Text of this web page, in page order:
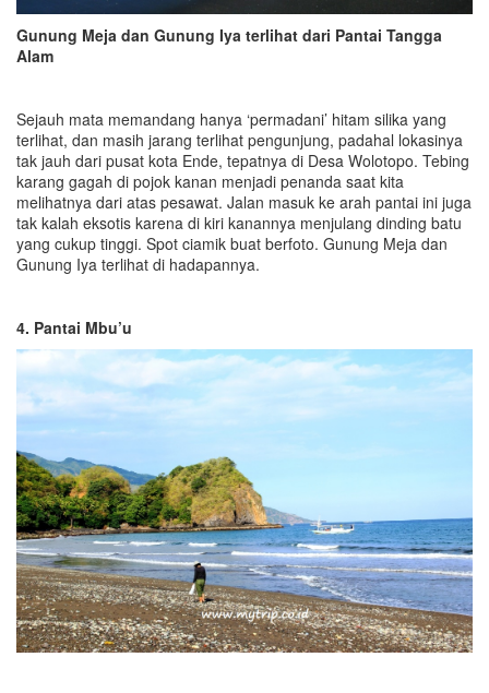
Gunung Meja dan Gunung Iya terlihat dari Pantai Tangga
Alam
Sejauh mata memandang hanya ‘permadani’ hitam silika yang
terlihat, dan masih jarang terlihat pengunjung, padahal lokasinya
tak jauh dari pusat kota Ende, tepatnya di Desa Wolotopo. Tebing
karang gagah di pojok kanan menjadi penanda saat kita
melihatnya dari atas pesawat. Jalan masuk ke arah pantai ini juga
tak kalah eksotis karena di kiri kanannya menjulang dinding batu
yang cukup tinggi. Spot ciamik buat berfoto. Gunung Meja dan
Gunung Iya terlihat di hadapannya.
4. Pantai Mbu’u